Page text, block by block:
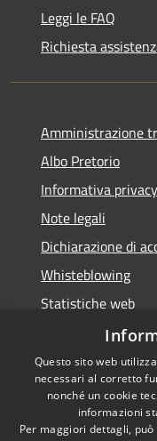
Leggi le FAQ
Richiesta
Amministrazione
Albo Pretorio
Informativa privacy
Note legali
Dichiarazione di
Whisteblowing
Statistiche web
Segnalazioni di
RSS
Questo sito web
necessari al corretto
nonché un cookie
informazioni
Per maggiori dettagli,